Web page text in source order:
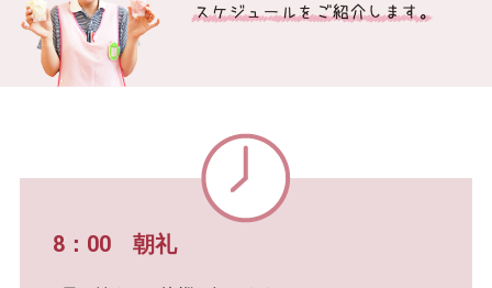
8：00 朝礼